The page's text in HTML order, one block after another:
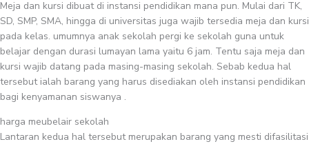
Meja dan kursi dibuat di instansi pendidikan mana pun. Mulai dari TK,
SD, SMP, SMA, hingga di universitas juga wajib tersedia meja dan kursi
pada kelas. umumnya anak sekolah pergi ke sekolah guna untuk
belajar dengan durasi lumayan lama yaitu 6 jam. Tentu saja meja dan
kursi wajib datang pada masing-masing sekolah. Sebab kedua hal
tersebut ialah barang yang harus disediakan oleh instansi pendidikan
bagi kenyamanan siswanya .
harga meubelair sekolah
Lantaran kedua hal tersebut merupakan barang yang mesti difasilitasi